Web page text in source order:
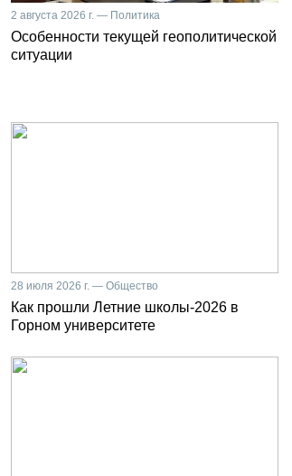
2 августа 2026 г. — Политика
Особенности текущей геополитической
ситуации
28 июля 2026 г. — Общество
Как прошли Летние школы-2026 в
Горном университете